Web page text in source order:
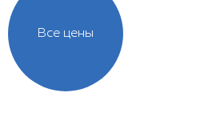
Все цены